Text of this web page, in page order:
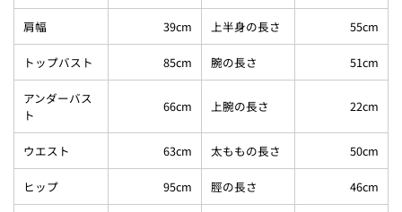
肩幅 39cm 上半身の長さ 55cm
トップバスト 85cm 腕の長さ 51cm
アンダーバス
ト
66cm 上腕の長さ 22cm
ウエスト 63cm 太ももの長さ 50cm
ヒップ 95cm 脛の長さ 46cm